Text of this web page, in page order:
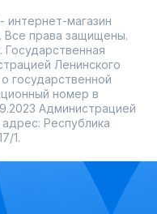
интернет-магазин
права защищены.
Государственная
Ленинского
государственной
номер в
Администрацией
Республика
1.